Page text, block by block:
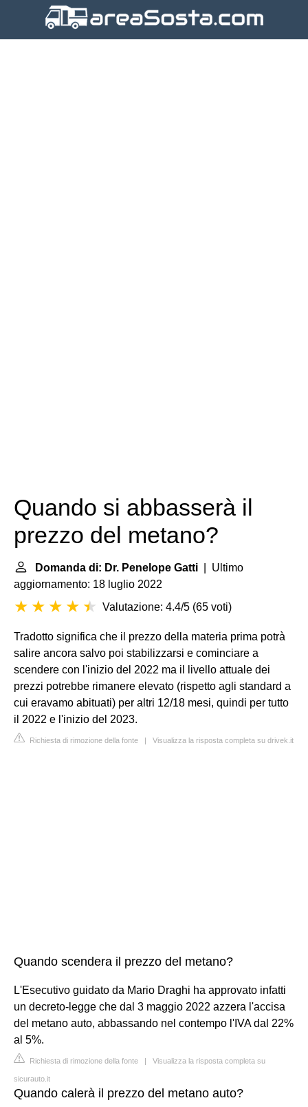
Quando si abbasserà il
prezzo del metano?
Domanda di: Dr. Penelope Gatti | Ultimo
aggiornamento: 18 luglio 2022
Valutazione: 4.4/5 (65 voti)
Tradotto significa che il prezzo della materia prima potrà
salire ancora salvo poi stabilizzarsi e cominciare a
scendere con l'inizio del 2022 ma il livello attuale dei
prezzi potrebbe rimanere elevato (rispetto agli standard a
cui eravamo abituati) per altri 12/18 mesi, quindi per tutto
il 2022 e l'inizio del 2023.
Richiesta di rimozione della fonte | Visualizza la risposta completa su drivek.it
Quando scendera il prezzo del metano?
L'Esecutivo guidato da Mario Draghi ha approvato infatti
un decreto-legge che dal 3 maggio 2022 azzera l'accisa
del metano auto, abbassando nel contempo l'IVA dal 22%
al 5%.
Richiesta di rimozione della fonte | Visualizza la risposta completa su
sicurauto.it
Quando calerà il prezzo del metano auto?